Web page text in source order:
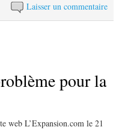
Laisser un commentaire
pour la
web L’Expansion.com le 21